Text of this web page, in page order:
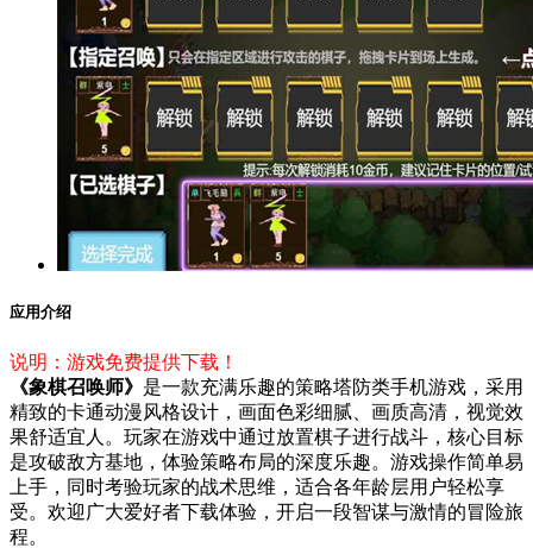
应用介绍
说明：游戏免费提供下载！
《象棋召唤师》 是一款充满乐趣的策略塔防类手机游戏，采用
精致的卡通动漫风格设计，画面色彩细腻、画质高清，视觉效
果舒适宜人。玩家在游戏中通过放置棋子进行战斗，核心目标
是攻破敌方基地，体验策略布局的深度乐趣。游戏操作简单易
上手，同时考验玩家的战术思维，适合各年龄层用户轻松享
受。欢迎广大爱好者下载体验，开启一段智谋与激情的冒险旅
程。